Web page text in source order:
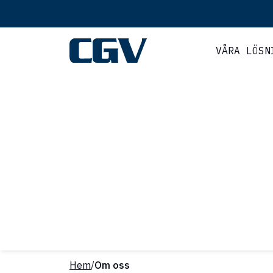
VÅRA
Hem/Om oss